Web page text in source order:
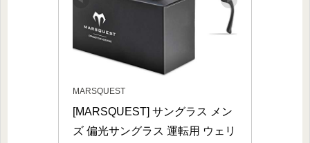
MARSQUEST
[MARSQUEST] サングラス メン
ズ 偏光サングラス 運転用 ウェリ